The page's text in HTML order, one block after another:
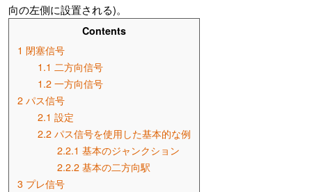
向の左側に設置される)。
Contents
1 閉塞信号
1.1 二方向信号
1.2 一方向信号
2 パス信号
2.1 設定
2.2 パス信号を使用した基本的な例
2.2.1 基本のジャンクション
2.2.2 基本の二方向駅
3 プレ信号